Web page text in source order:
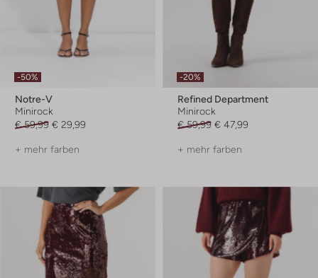
-50%
Notre-V
Minirock
€ 59,99 € 29,99
+ mehr farben
-20%
Refined Department
Minirock
€ 59,99 € 47,99
+ mehr farben